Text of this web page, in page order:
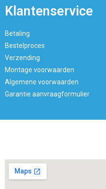
Klantenservice
Betaling
Bestelproces
Verzending
Montage voorwaarden
Algemene voorwaarden
Garantie aanvraagformulier